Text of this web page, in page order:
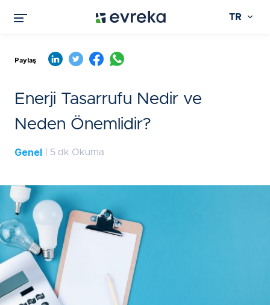
TR
Paylaş
Enerji Tasarrufu Nedir ve
Neden Önemlidir?
Genel | 5 dk Okuma